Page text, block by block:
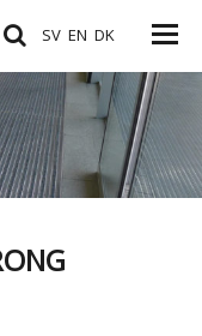
SV EN DK